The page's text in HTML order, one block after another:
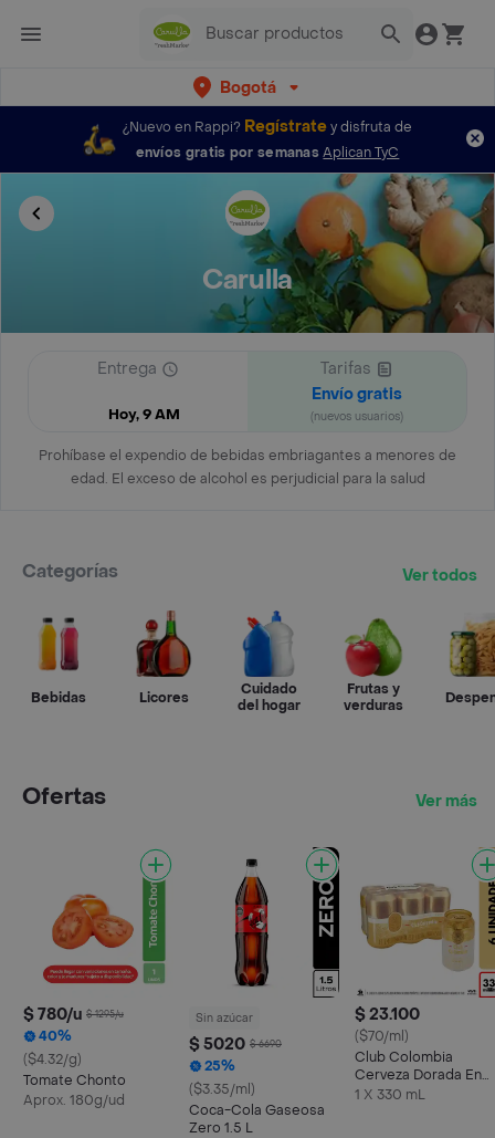
Bogotá
¿Nuevo en Rappi? Regístratey disfruta de
envíos gratis por semanas Aplican TyC
Carulla
Entrega
Hoy, 9 AM
Tarifas
Envío gratis
(nuevos usuarios)
Prohíbase el expendio de bebidas embriagantes a menores de
edad. El exceso de alcohol es perjudicial para la salud
Categorías Ver todos
Bebidas Licores
Cuidado
del hogar
Frutas y
verduras
Ofertas Ver más
$ 780/u $ 1295/u
40%
($4.32/g)
Tomate Chonto
Aprox. 180g/ud
Sin azúcar
$ 5020 $ 6690
25%
($3.35/ml)
Coca-Cola Gaseosa
Zero 1.5 L
$ 23.100
($70/ml)
Club Colombia
Cerveza Dorada En
Lata 330 ML X6 Unds
1 X 330 mL